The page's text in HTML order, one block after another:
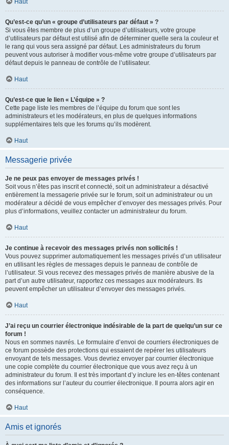
Haut
Qu’est-ce qu’un « groupe d’utilisateurs par défaut » ?
Si vous êtes membre de plus d’un groupe d’utilisateurs, votre groupe
d’utilisateurs par défaut est utilisé afin de déterminer quelle sera la couleur et
le rang qui vous sera assigné par défaut. Les administrateurs du forum
peuvent vous autoriser à modifier vous-même votre groupe d’utilisateurs par
défaut depuis le panneau de contrôle de l’utilisateur.
Haut
Qu’est-ce que le lien « L’équipe » ?
Cette page liste les membres de l’équipe du forum que sont les
administrateurs et les modérateurs, en plus de quelques informations
supplémentaires tels que les forums qu’ils modèrent.
Haut
Messagerie privée
Je ne peux pas envoyer de messages privés !
Soit vous n’êtes pas inscrit et connecté, soit un administrateur a désactivé
entièrement la messagerie privée sur le forum, soit un administrateur ou un
modérateur a décidé de vous empêcher d’envoyer des messages privés. Pour
plus d’informations, veuillez contacter un administrateur du forum.
Haut
Je continue à recevoir des messages privés non sollicités !
Vous pouvez supprimer automatiquement les messages privés d’un utilisateur
en utilisant les règles de messages depuis le panneau de contrôle de
l’utilisateur. Si vous recevez des messages privés de manière abusive de la
part d’un autre utilisateur, rapportez ces messages aux modérateurs. Ils
peuvent empêcher un utilisateur d’envoyer des messages privés.
Haut
J’ai reçu un courrier électronique indésirable de la part de quelqu’un sur ce
forum !
Nous en sommes navrés. Le formulaire d’envoi de courriers électroniques de
ce forum possède des protections qui essaient de repérer les utilisateurs
envoyant de tels messages. Vous devriez envoyer par courrier électronique
une copie complète du courrier électronique que vous avez reçu à un
administrateur du forum. Il est très important d’y inclure les en-têtes contenant
des informations sur l’auteur du courrier électronique. Il pourra alors agir en
conséquence.
Haut
Amis et ignorés